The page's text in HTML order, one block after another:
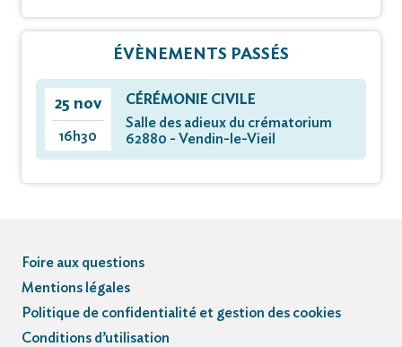
Ses voisins et amis,
Docteur DESSAUX Laurent, son médecin dévoué ;
« Il quitte ceux qu’il aime, pour rejoindre ceux qu’il a
ÉVÈNEMENTS PASSÉS
25 nov
16h30
CÉRÉMONIE CIVILE
Salle des adieux du crématorium
62880 - Vendin-le-Vieil
Foire aux questions
Mentions légales
Politique de confidentialité et gestion des cookies
Conditions d’utilisation